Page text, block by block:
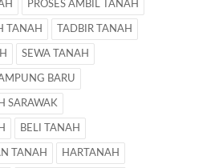
PROSES AMBIL TANAH
TANAH TADBIR TANAH
SEWA TANAH
BARU
SARAWAK
BELI TANAH
TANAH HARTANAH